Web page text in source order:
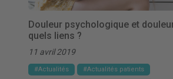
Douleur psychologique et
quels liens ?
11 avril 2019
Actualités
Actualités patients